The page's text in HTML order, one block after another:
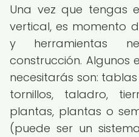
Una vez que tengas
vertical, es momento
y herramientas
construcción. Algunos
necesitarás son:
tornillos, taladro,
plantas, plantas o
(puede ser un